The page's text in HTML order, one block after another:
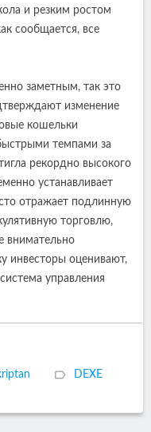
и резким ростом
сообщается, все
заметным, так это
изменение
кошельки
темпами за
рекордно высокого
устанавливает
отражает подлинную
торговлю,
внимательно
инвесторы оценивают,
управления
DEXE